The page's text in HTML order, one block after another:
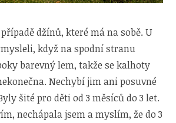
džínů, které má na sobě. U
když na spodní stranu
barevný lem, takže se kalhoty
Nechybí jim ani posuvné
šité pro děti od 3 měsíců do 3 let.
nechápala jsem a myslím, že do 3